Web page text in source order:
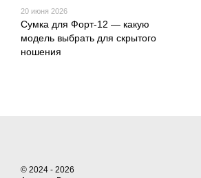
20 июня 2026
Сумка для Форт-12 — какую
модель выбрать для скрытого
ношения
© 2024 - 2026